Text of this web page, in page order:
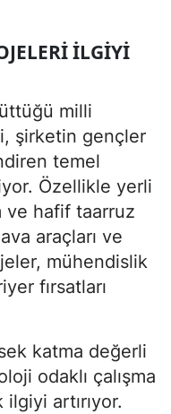
ILGIYI
milli
şirketin gençler
temel
Özellikle yerli
ve hafif taarruz
araçları ve
mühendislik
fırsatları
katma değerli
odaklı çalışma
artırıyor.